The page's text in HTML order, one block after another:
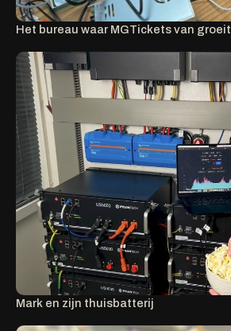
Het bureau waar MGTickets van groeit
Mark en zijn thuisbatterij